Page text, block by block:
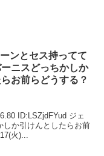
ンとセス持ってて
ニスどっちかしか
お前らどうする？
ID:LSZjdFYud ジェ
しか引けんとしたらお前
火)...